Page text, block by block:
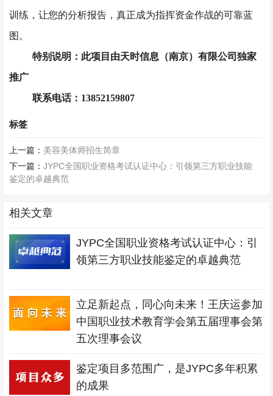
训练，让您的分析报告，真正成为指挥资金作战的可靠蓝
图。
特别说明：此项目由天时信息（南京）有限公司独家
推广
联系电话：13852159807
标签
上一篇： 美容美体师招生简章
下一篇：JYPC全国职业资格考试认证中心：引领第三方职业技能
鉴定的卓越典范
相关文章
JYPC全国职业资格考试认证中心：引
领第三方职业技能鉴定的卓越典范
立足新起点，同心向未来！王庆运参加
中国职业技术教育学会第五届理事会第
五次理事会议
鉴定项目多范围广，是JYPC多年积累
的成果